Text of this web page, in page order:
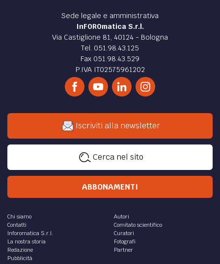
Sede legale e amministrativa
InFOROmatica S.r.l.
Via Castiglione 81, 40124 - Bologna
Tel. 051.98.43.125
Fax 051.98.43.529
P.IVA IT02575961202
Iscriviti alla newsletter
Cerca nel sito
ABBONAMENTI
Chi siamo
Contatti
Inforomatica S.r.l.
La nostra storia
Redazione
Pubblicità
Autori
Comitato scientifico
Curatori
Fotografi
Partner